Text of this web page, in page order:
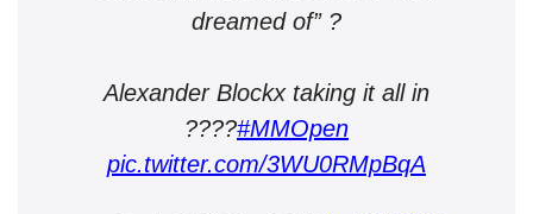
dreamed of” ?
Alexander Blockx taking it all in
????#MMOpen
pic.twitter.com/3WU0RMpBqA